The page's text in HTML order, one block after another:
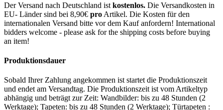
Der Versand nach Deutschland ist kostenlos. Die Versandkosten in
EU- Länder sind bei 8,90€ pro Artikel. Die Kosten für den
internationalen Versand bitte vor dem Kauf anfordern! International
bidders welcome - please ask for the shipping costs before buying
an item!
Produktionsdauer
Sobald Ihrer Zahlung angekommen ist startet die Produktionszeit
und endet am Versandtag. Die Produktionszeit ist vom Artikeltyp
abhängig und beträgt zur Zeit: Wandbilder: bis zu 48 Stunden (2
Werktage); Tapeten: bis zu 48 Stunden (2 Werktage); Türtapeten :